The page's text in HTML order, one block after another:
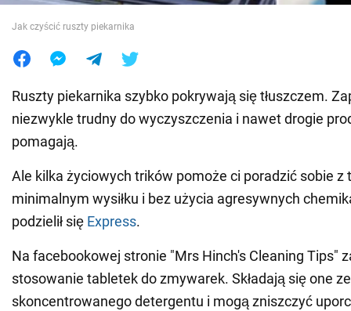
Jedzenie
Jak czyścić ruszty piekarnika
Ruszty piekarnika szybko pokrywają się tłuszczem.
niezwykle trudny do wyczyszczenia i nawet drogie
pomagają.
Ale kilka życiowych trików pomoże ci poradzić sobie z
minimalnym wysiłku i bez użycia agresywnych
podzielił się Express.
Na facebookowej stronie "Mrs Hinch's Cleaning Tips"
stosowanie tabletek do zmywarek. Składają się one ze
skoncentrowanego detergentu i mogą zniszczyć